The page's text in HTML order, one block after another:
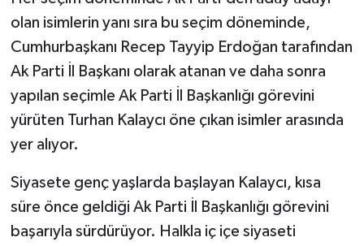
olan isimlerin yanı sıra bu seçim döneminde,
Cumhurbaşkanı Recep Tayyip Erdoğan tarafından
Ak Parti İl Başkanı olarak atanan ve daha sonra
yapılan seçimle Ak Parti İl Başkanlığı görevini
yürüten Turhan Kalaycı öne çıkan isimler arasında
yer alıyor.
Siyasete genç yaşlarda başlayan Kalaycı, kısa
süre önce geldiği Ak Parti İl Başkanlığı görevini
başarıyla sürdürüyor. Halkla iç içe siyaseti